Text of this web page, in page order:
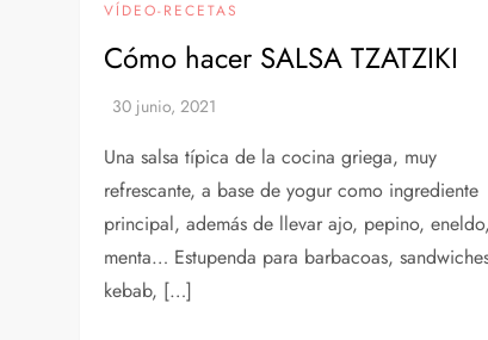
VÍDEO-RECETAS
Cómo hacer SALSA TZATZIKI
Una salsa típica de la cocina griega, muy
refrescante, a base de yogur como ingrediente
principal, además de llevar ajo, pepino, eneldo,
menta… Estupenda para barbacoas,
kebab, […]